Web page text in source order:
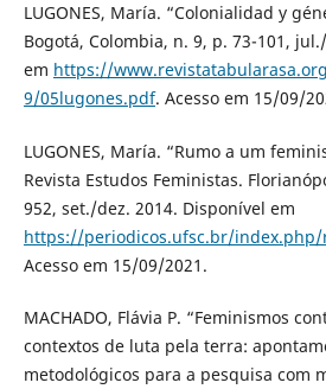
LUGONES, María. “Colonialidad y
Bogotá, Colombia, n. 9, p. 73-101,
em https://
9/05lugones.pdf. Acesso em 15/09/
LUGONES, María. “Rumo a um
Revista Estudos Feministas.
952, set./dez. 2014. Disponível em
https://periodicos.ufsc.br/
Acesso em 15/09/2021.
MACHADO, Flávia P. “Feminismos
contextos de luta pela terra:
metodológicos para a pesquisa com